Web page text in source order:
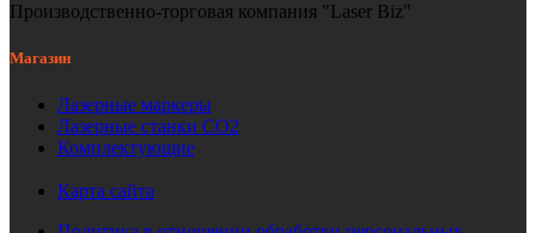
Производственно-торговая компания "Laser Biz"
Магазин
Лазерные маркеры
Лазерные станки СО2
Комплектующие
Карта сайта